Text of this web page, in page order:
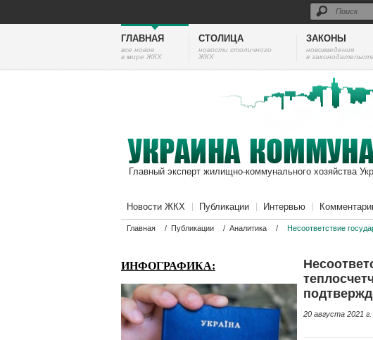
ГЛАВНАЯ
все новое
в мире ЖКХ
СТОЛИЦА
новости столичного
ЖКХ
ЗАКОНЫ
нововведения
в
Главный эксперт жилищно-коммунального хозяйства
Новости ЖКХ Публикации Интервью
Главная / Публикации / Аналитика /
Несоответствие
ИНФОГРАФИКА:
20 августа 2021 г.